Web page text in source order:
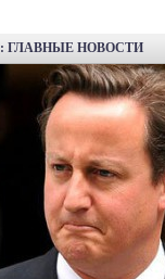
: ГЛАВНЫЕ НОВОСТИ